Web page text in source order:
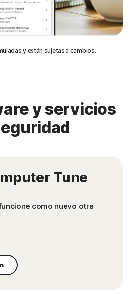
y están sujetas a cambios.
y servicios
Tune
como nuevo otra